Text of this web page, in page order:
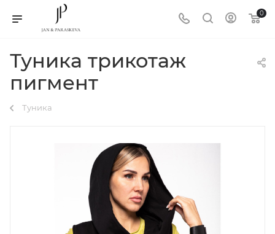
0
Туника трикотаж
пигмент
Туника